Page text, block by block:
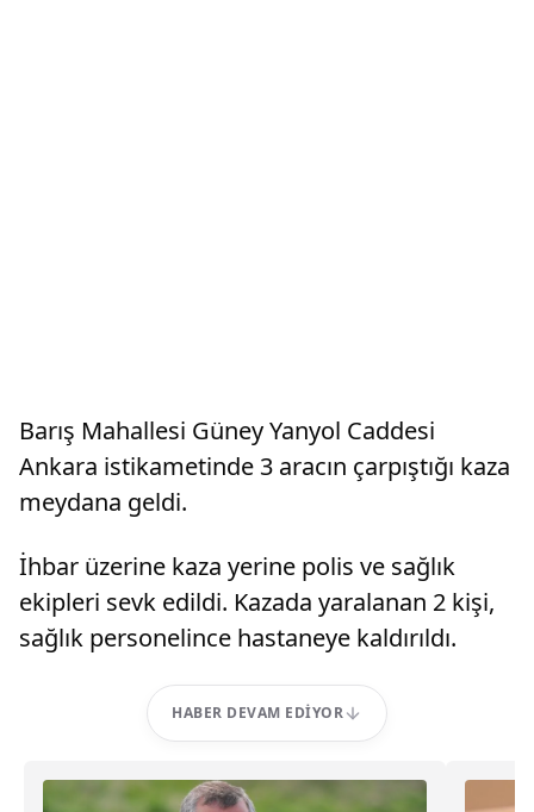
Barış Mahallesi Güney Yanyol Caddesi
Ankara istikametinde 3 aracın çarpıştığı kaza
meydana geldi.
İhbar üzerine kaza yerine polis ve sağlık
ekipleri sevk edildi. Kazada yaralanan 2 kişi,
sağlık personelince hastaneye kaldırıldı.
HABER DEVAM EDIYOR